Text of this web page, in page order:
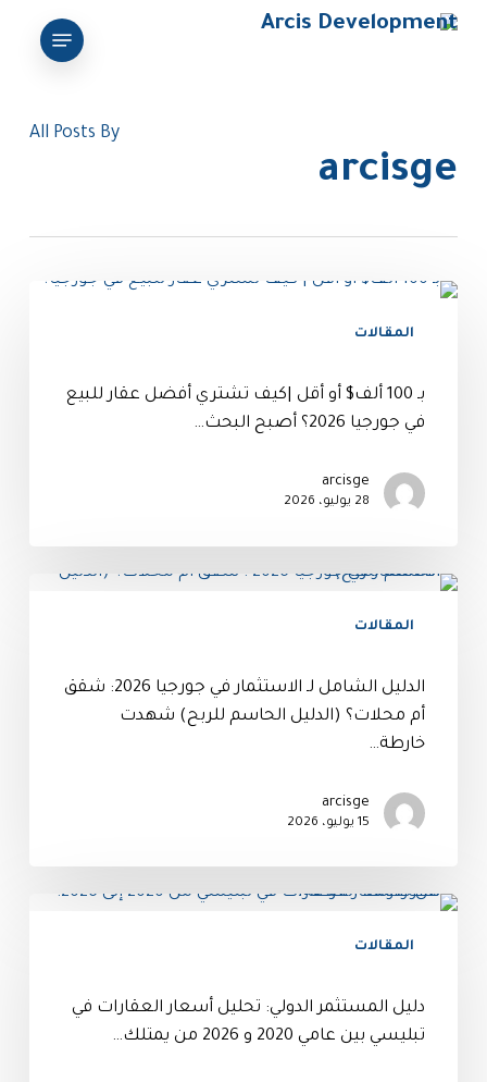
Skip
Menu
All Posts By
arcisge
المقالات
بـ 100 ألف$ أو أقل |كيف تشتري أفضل عقار للبيع
في جورجيا 2026؟ أصبح البحث…
arcisge
28 يوليو، 2026
المقالات
الدليل الشامل لـ الاستثمار في جورجيا 2026: شقق
أم محلات؟ (الدليل الحاسم للربح) شهدت
خارطة…
arcisge
15 يوليو، 2026
المقالات
دليل المستثمر الدولي: تحليل أسعار العقارات في
تبليسي بين عامي 2020 و 2026 من يمتلك…